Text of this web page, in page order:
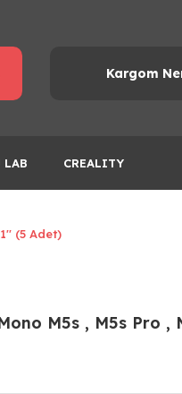
Kargom
LAB CREALITY
(5 Adet)
M5s , M5s Pro ,